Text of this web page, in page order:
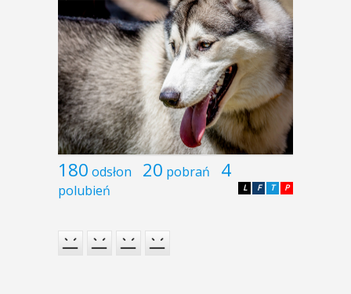
180 odsłon 20 pobrań 4
polubień P
T
F
L